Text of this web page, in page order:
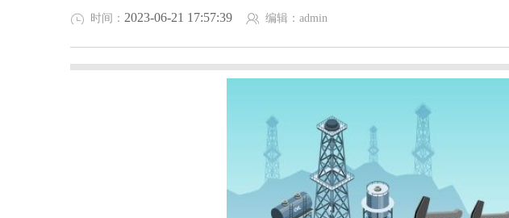
时间： 2023-06-21 17:57:39 编辑：admin